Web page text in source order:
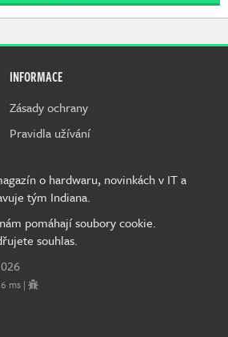
INFORMACE
Zásady ochrany
Pravidla užívání
o hardwaru, novinkách v IT a
tým Indiana.
pomáhají soubory cookie.
souhlas.
ms |